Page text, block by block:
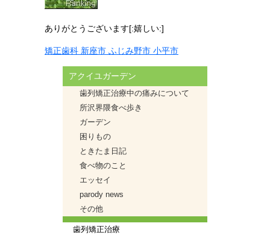
ありがとうございます[:嬉しい:]
矯正歯科 新座市 ふじみ野市 小平市
アクイユガーデン
歯列矯正治療中の痛みについて
所沢界隈食べ歩き
ガーデン
困りもの
ときたま日記
食べ物のこと
エッセイ
parody news
その他
歯列矯正治療